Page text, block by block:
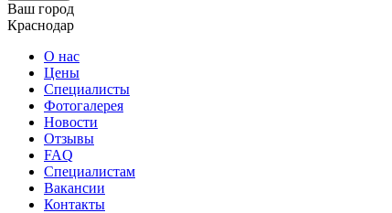
Ваш город
Краснодар
О нас
Цены
Специалисты
Фотогалерея
Новости
Отзывы
FAQ
Специалистам
Вакансии
Контакты